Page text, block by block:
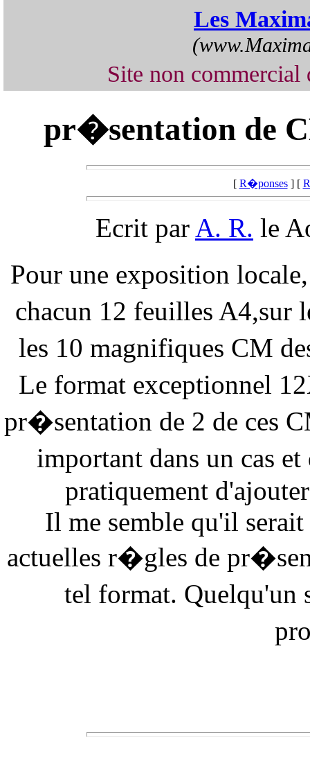
Les
Site non
pr�sentation de
[ R�ponses] [
Ecrit par A. R. le
Pour une exposition
chacun 12 feuilles
les 10 magnifiques CM
Le format exceptionnel
pr�sentation de 2 de ces
important dans un cas
pratiquement
Il me semble qu'il
actuelles r�gles de
tel format.